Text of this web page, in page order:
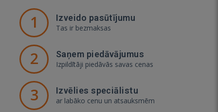
1 Izveido pasūtījumu
Tas ir bezmaksas
2 Saņem piedāvājumus
Izpildītāji piedāvās savas cenas
3 Izvēlies speciālistu
ar labāko cenu un atsauksmēm